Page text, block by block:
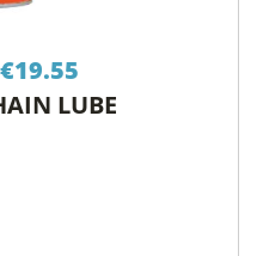
€19.55
€9.80
LUBE